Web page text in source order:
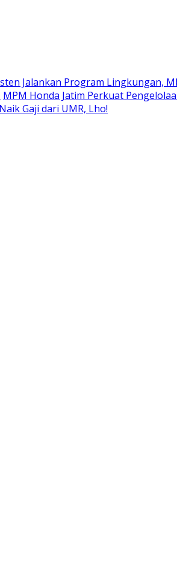
Jalankan Program Lingkungan,
MPM Honda Jatim Perkuat
Gaji dari UMR, Lho!